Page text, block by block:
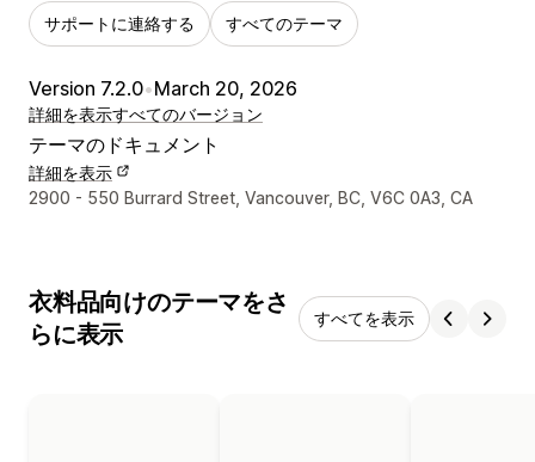
サポートに連絡する すべてのテーマ
Version 7.2.0•March 20, 2026
詳細を表示すべてのバージョン
テーマのドキュメント
詳細を表示
デザイナーの連絡先情報
2900 - 550 Burrard Street, Vancouver, BC, V6C 0A3, CA
衣料品向けのテーマをさ
らに表示
すべてを表示